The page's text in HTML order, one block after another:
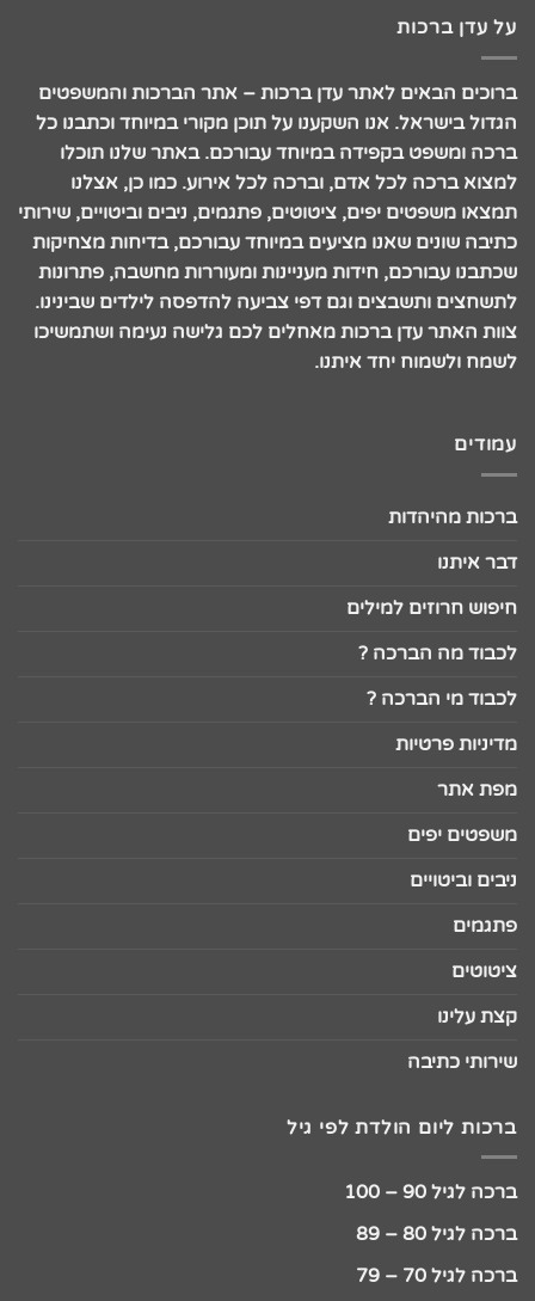
על עדן ברכות
ברוכים הבאים לאתר עדן ברכות – אתר הברכות והמשפטים
הגדול בישראל. אנו השקענו על תוכן מקורי במיוחד וכתבנו כל
ברכה ומשפט בקפידה במיוחד עבורכם. באתר שלנו תוכלו
למצוא ברכה לכל אדם, וברכה לכל אירוע. כמו כן, אצלנו
תמצאו משפטים יפים, ציטוטים, פתגמים, ניבים וביטויים, שירותי
כתיבה שונים שאנו מציעים במיוחד עבורכם, בדיחות מצחיקות
שכתבנו עבורכם, חידות מעניינות ומעוררות מחשבה, פתרונות
לתשחצים ותשבצים וגם דפי צביעה להדפסה לילדים שבינינו.
צוות האתר עדן ברכות מאחלים לכם גלישה נעימה ושתמשיכו
לשמח ולשמוח יחד איתנו.
עמודים
ברכות מהיהדות
דבר איתנו
חיפוש חרוזים למילים
לכבוד מה הברכה ?
לכבוד מי הברכה ?
מדיניות פרטיות
מפת אתר
משפטים יפים
ניבים וביטויים
פתגמים
ציטוטים
קצת עלינו
שירותי כתיבה
ברכות ליום הולדת לפי גיל
ברכה לגיל 90 – 100
ברכה לגיל 80 – 89
ברכה לגיל 70 – 79